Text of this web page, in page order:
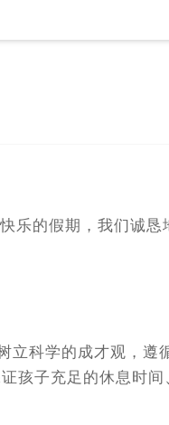
乐的假期，我们诚恳
科学的成才观，遵
孩子充足的休息时间